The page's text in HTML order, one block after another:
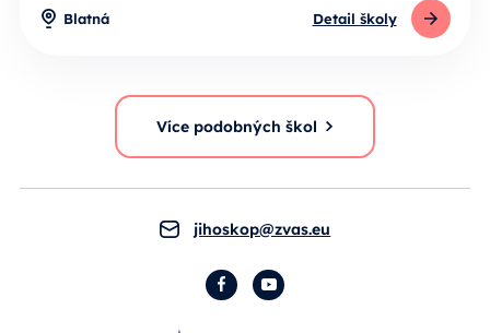
Blatná Detail školy
Více podobných škol
jihoskop@zvas.eu
FacebookYouTube